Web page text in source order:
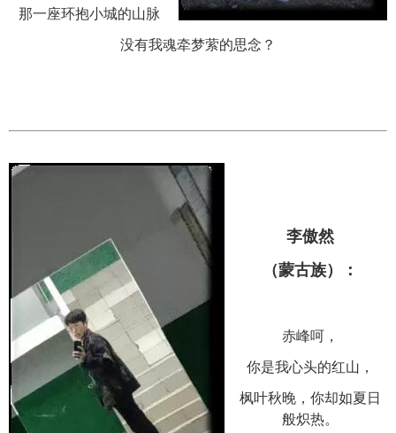
那一座环抱小城的山脉
没有我魂牵梦萦的思念？
李傲然
（蒙古族）：
赤峰呵，
你是我心头的红山，
枫叶秋晚，你却如夏日
般炽热。